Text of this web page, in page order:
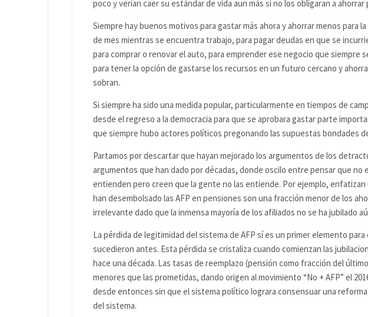
poco y verían caer su estándar de vida aun más si no los obligaran a ahorrar
Siempre hay buenos motivos para gastar más ahora y ahorrar menos para
de mes mientras se encuentra trabajo, para pagar deudas en que se
para comprar o renovar el auto, para emprender ese negocio que siempre
para tener la opción de gastarse los recursos en un futuro cercano y
sobran.
Si siempre ha sido una medida popular, particularmente en tiempos de
desde el regreso a la democracia para que se aprobara gastar parte
que siempre hubo actores políticos pregonando las supuestas bondades
Partamos por descartar que hayan mejorado los argumentos de los
argumentos que han dado por décadas, donde oscilo entre pensar que no
entienden pero creen que la gente no las entiende. Por ejemplo,
han desembolsado las AFP en pensiones son una fracción menor de los
irrelevante dado que la inmensa mayoría de los afiliados no se ha jubilado
La pérdida de legitimidad del sistema de AFP sí es un primer elemento
sucedieron antes. Esta pérdida se cristaliza cuando comienzan las
hace una década. Las tasas de reemplazo (pensión como fracción del
menores que las prometidas, dando origen al movimiento “No + AFP” el
desde entonces sin que el sistema político lograra consensuar una
del sistema.